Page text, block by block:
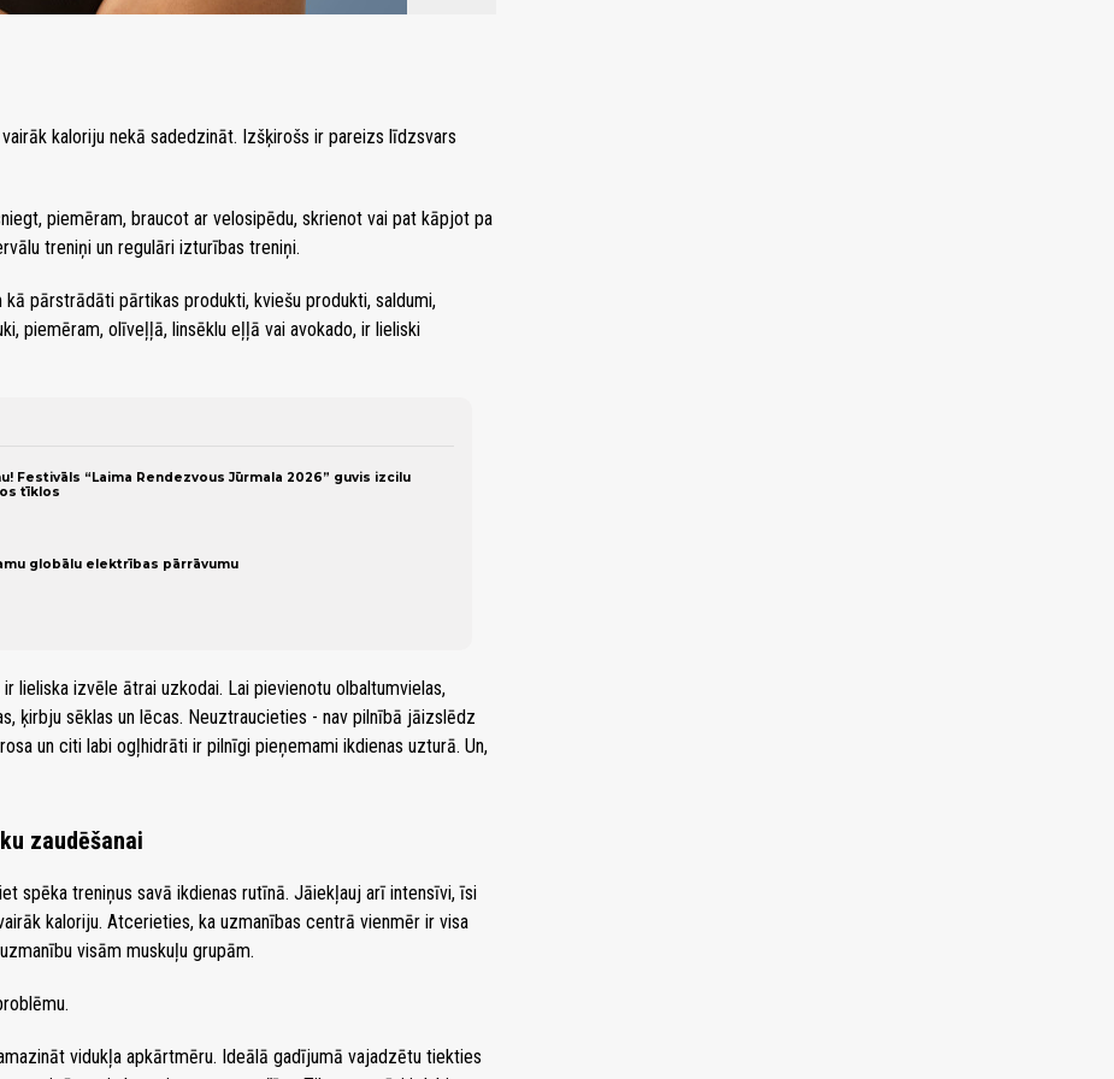
kaloriju nekā sadedzināt. Izšķirošs ir pareizs līdzsvars
piemēram, braucot ar velosipēdu, skrienot vai pat kāpjot pa
treniņi un regulāri izturības treniņi.
pārstrādāti pārtikas produkti, kviešu produkti, saldumi,
piemēram, olīveļļā, linsēklu eļļā vai avokado, ir lieliski
Festivāls “Laima Rendezvous Jūrmala 2026” guvis izcilu
tīklos
globālu elektrības pārrāvumu
lieliska izvēle ātrai uzkodai. Lai pievienotu olbaltumvielas,
ķirbju sēklas un lēcas. Neuztraucieties - nav pilnībā jāizslēdz
un citi labi ogļhidrāti ir pilnīgi pieņemami ikdienas uzturā. Un,
zaudēšanai
spēka treniņus savā ikdienas rutīnā. Jāiekļauj arī intensīvi, īsi
kaloriju. Atcerieties, ka uzmanības centrā vienmēr ir visa
visām muskuļu grupām.
vidukļa apkārtmēru. Ideālā gadījumā vajadzētu tiekties